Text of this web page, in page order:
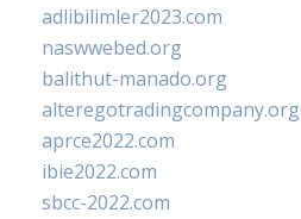
adlibilimler2023.com
naswwebed.org
balithut-manado.org
alteregotradingcompany.org
aprce2022.com
ibie2022.com
sbcc-2022.com